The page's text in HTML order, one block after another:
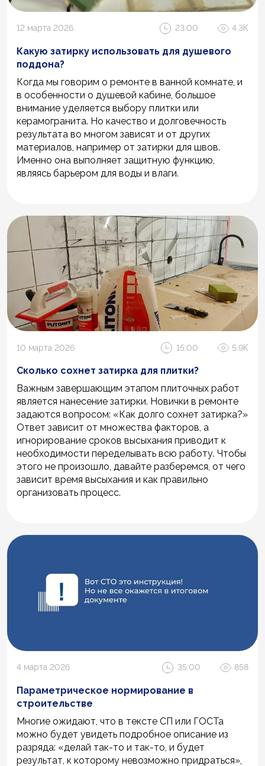
12 марта 2026 23:00 4.3К
Какую затирку использовать для душевого
поддона?
Когда мы говорим о ремонте в ванной комнате, и
в особенности о душевой кабине, большое
внимание уделяется выбору плитки или
керамогранита. Но качество и долговечность
результата во многом зависят и от других
материалов, например от затирки для швов.
Именно она выполняет защитную функцию,
являясь барьером для воды и влаги.
10 марта 2026 15:00 5.9К
Сколько сохнет затирка для плитки?
Важным завершающим этапом плиточных работ
является нанесение затирки. Новички в ремонте
задаются вопросом: «Как долго сохнет затирка?»
Ответ зависит от множества факторов, а
игнорирование сроков высыхания приводит к
необходимости переделывать всю работу. Чтобы
этого не произошло, давайте разберемся, от чего
зависит время высыхания и как правильно
организовать процесс.
4 марта 2026 35:00 858
Параметрическое нормирование в
строительстве
Многие ожидают, что в тексте СП или ГОСТа
можно будет увидеть подробное описание из
разряда: «делай так-то и так-то, и будет
результат, к которому невозможно придраться»,